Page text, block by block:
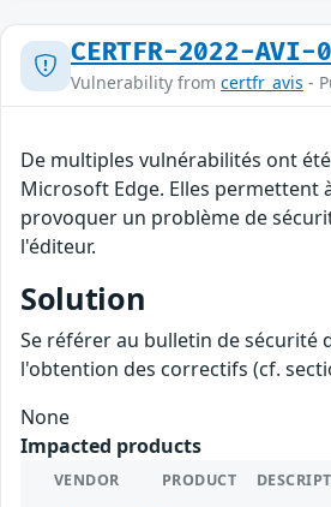
CERTFR-2022-AVI-
Vulnerability from certfr_avis -
De multiples vulnérabilités ont
Microsoft Edge. Elles permettent
provoquer un problème de
l'éditeur.
Solution
Se référer au bulletin de sécurité
l'obtention des correctifs (cf.
None
Impacted products
VENDOR PRODUCT